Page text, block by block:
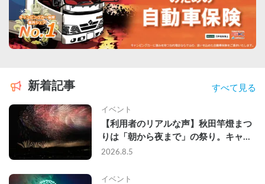
新着記事 すべて見る
イベント
【利用者のリアルな声】秋田竿燈まつ
りは「朝から夜まで」の祭り。キャン
ピングカーで行った2組の記録
2026.8.5
イベント